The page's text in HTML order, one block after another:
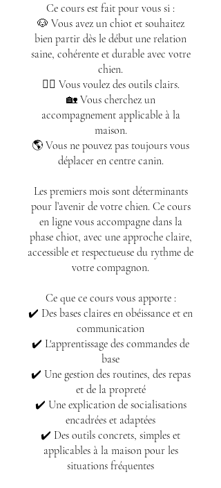
Ce cours est fait pour vous si :
🐶 Vous avez un chiot et souhaitez
bien partir dès le début une relation
saine, cohérente et durable avec votre
chien.
🙋‍♀️ Vous voulez des outils clairs.
🏡 Vous cherchez un
accompagnement applicable à la
maison.
🌎 Vous ne pouvez pas toujours vous
déplacer en centre canin.
Les premiers mois sont déterminants
pour l’avenir de votre chien. Ce cours
en ligne vous accompagne dans la
phase chiot, avec une approche claire,
accessible et respectueuse du rythme de
votre compagnon.
Ce que ce cours vous apporte :
✔️ Des bases claires en obéissance et en
communication
✔️ L'apprentissage des commandes de
base
✔️ Une gestion des routines, des repas
et de la propreté
✔️ Une explication de socialisations
encadrées et adaptées
✔️ Des outils concrets, simples et
applicables à la maison pour les
situations fréquentes